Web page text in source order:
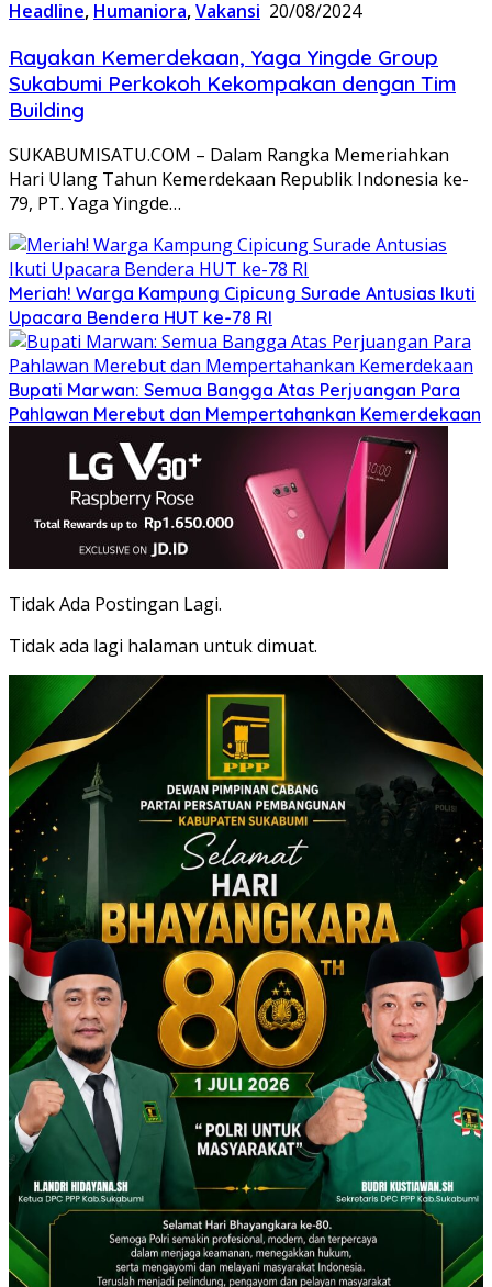
Headline, Humaniora,Vakansi 20/08/2024
Rayakan Kemerdekaan, Yaga Yingde Group
Sukabumi Perkokoh Kekompakan dengan Tim
Building
SUKABUMISATU.COM – Dalam Rangka Memeriahkan
Hari Ulang Tahun Kemerdekaan Republik Indonesia ke-
79, PT. Yaga Yingde…
Meriah! Warga Kampung Cipicung Surade Antusias Ikuti
Upacara Bendera HUT ke-78 RI
Bupati Marwan: Semua Bangga Atas Perjuangan Para
Pahlawan Merebut dan Mempertahankan Kemerdekaan
Tidak Ada Postingan Lagi.
Tidak ada lagi halaman untuk dimuat.